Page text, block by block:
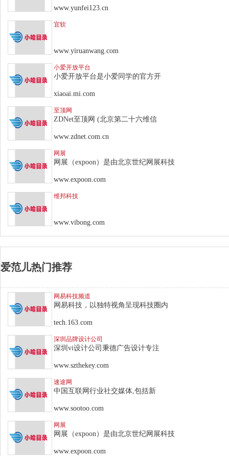
www.yunfei123.cn
宜软
www.yiruanwang.com
小爱开放平台
小爱开放平台是小爱同学的官方开
xiaoai.mi.com
至顶网
ZDNet至顶网 (北京第二十六维信
www.zdnet.com.cn
网展
网展（expoon）是由北京世纪网展科技
www.expoon.com
维邦科技
www.vibong.com
爱范儿热门推荐
网易科技频道
网易科技，以独特视角呈现科技圈内
tech.163.com
深圳品牌设计公司
深圳vi设计公司秉德广告设计专注
www.szthekey.com
速途网
中国互联网行业社交媒体,包括新
www.sootoo.com
网展
网展（expoon）是由北京世纪网展科技
www.expoon.com